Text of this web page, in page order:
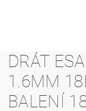
DRÁT
1.6MM
BALENÍ